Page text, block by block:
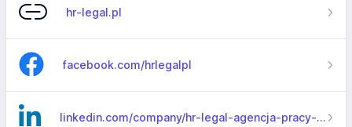
hr-legal.pl
facebook.com/hrlegalpl
linkedin.com/company/hr-legal-agencja-pracy-tymczasowej